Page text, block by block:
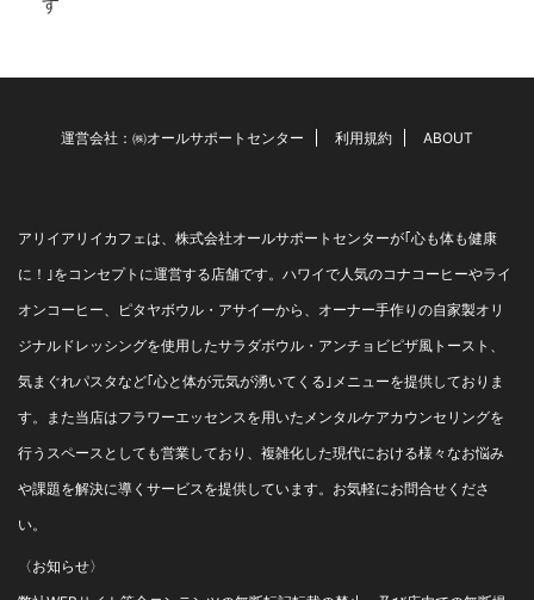
客様はいなかったのです。 (そ
て ...
運営会社：㈱オールサポートセンター 利用規約 ABOUT
アリイアリイカフェは、株式会社オールサポートセンターが｢心も体も健康
に！｣をコンセプトに運営する店舗です。ハワイで人気のコナコーヒーやライ
オンコーヒー、ピタヤボウル・アサイーから、オーナー手作りの自家製オリ
ジナルドレッシングを使用したサラダボウル・アンチョビピザ風トースト、
気まぐれパスタなど｢心と体が元気が湧いてくる｣メニューを提供しておりま
す。また当店はフラワーエッセンスを用いたメンタルケアカウンセリングを
行うスペースとしても営業しており、複雑化した現代における様々なお悩み
や課題を解決に導くサービスを提供しています。お気軽にお問合せくださ
い。
〈お知らせ〉